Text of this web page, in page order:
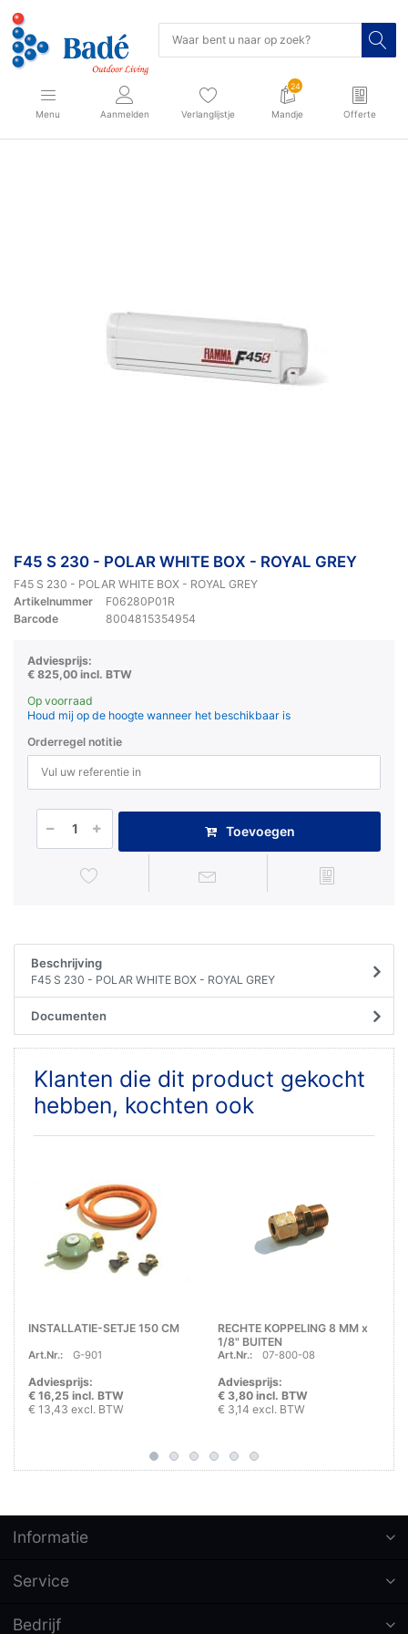
Menu Aanmelden Verlanglijstje
24
Mandje Offerte
F45 S 230 - POLAR WHITE BOX - ROYAL GREY
F45 S 230 - POLAR WHITE BOX - ROYAL GREY
Artikelnummer
F06280P01R
Barcode
8004815354954
Adviesprijs:
€ 825,00 incl. BTW
Op voorraad
Houd mij op de hoogte wanneer het beschikbaar is
Orderregel notitie
Toevoegen
Beschrijving
F45 S 230 - POLAR WHITE BOX - ROYAL GREY
Documenten
Klanten die dit product gekocht
hebben, kochten ook
INSTALLATIE-SETJE 150 CM
Art.Nr.: G-901
Adviesprijs:
€ 16,25 incl. BTW
€ 13,43 excl. BTW
RECHTE KOPPELING 8 MM x
1/8" BUITEN
Art.Nr.: 07-800-08
Adviesprijs:
€ 3,80 incl. BTW
€ 3,14 excl. BTW
Informatie
Service
Bedrijf